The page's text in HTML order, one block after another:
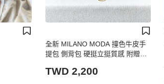
全新 MILANO MODA 撞色牛皮手
提包 側背包 硬挺立挺質感 附贈全
品
TWD 2,200